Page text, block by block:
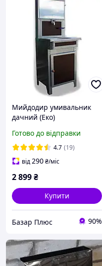
Мийдодир умивальник
дачний (Еко)
Готово до відправки
4.7 (19)
від290₴/міс
2 899₴
Купити
Базар Плюс 90%